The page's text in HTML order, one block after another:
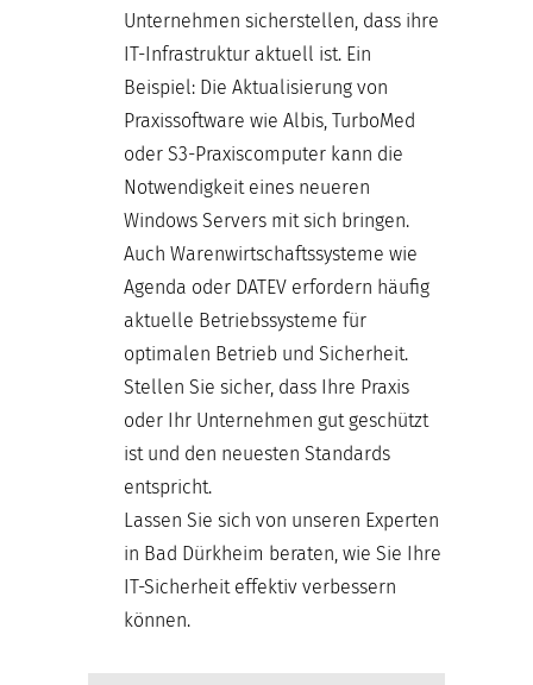
Unternehmen sicherstellen, dass ihre
IT-Infrastruktur aktuell ist. Ein
Beispiel: Die Aktualisierung von
Praxissoftware wie Albis, TurboMed
oder S3-Praxiscomputer kann die
Notwendigkeit eines neueren
Windows Servers mit sich bringen.
Auch Warenwirtschaftssysteme wie
Agenda oder DATEV erfordern häufig
aktuelle Betriebssysteme für
optimalen Betrieb und Sicherheit.
Stellen Sie sicher, dass Ihre Praxis
oder Ihr Unternehmen gut geschützt
ist und den neuesten Standards
entspricht.
Lassen Sie sich von unseren Experten
in Bad Dürkheim beraten, wie Sie Ihre
IT-Sicherheit effektiv verbessern
können.